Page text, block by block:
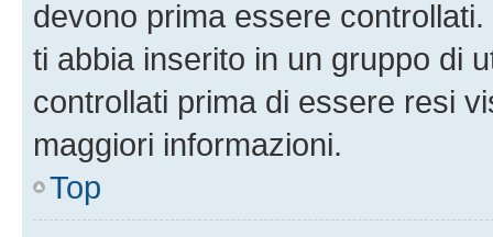
devono prima essere
ti abbia inserito in un gruppo di
controllati prima di essere resi
maggiori informazioni.
Top